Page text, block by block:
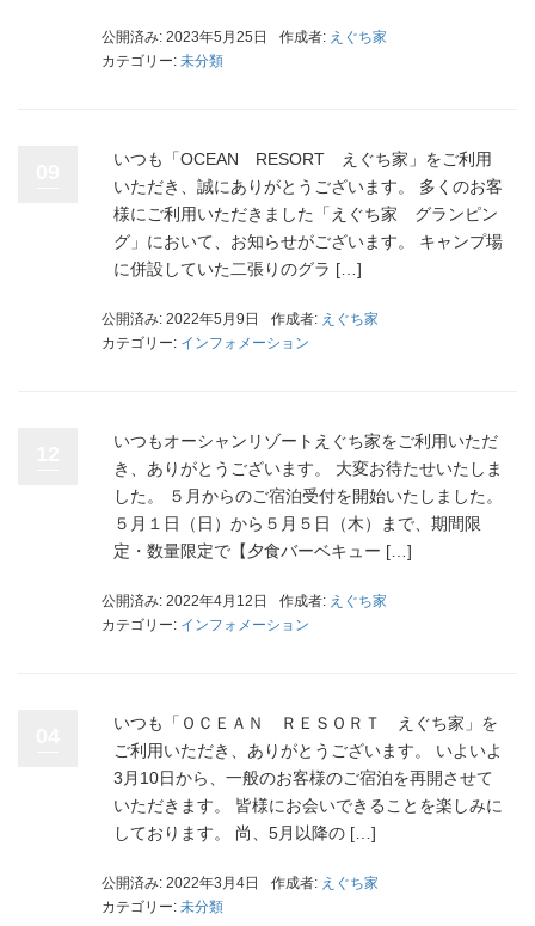
公開済み: 2023年5月25日 作成者: えぐち家
カテゴリー: 未分類
いつも「OCEAN RESORT えぐち家」をご利用
いただき、誠にありがとうございます。 多くのお客
様にご利用いただきました「えぐち家 グランピン
グ」において、お知らせがございます。 キャンプ場
に併設していた二張りのグラ […]
公開済み: 2022年5月9日 作成者: えぐち家
カテゴリー: インフォメーション
いつもオーシャンリゾートえぐち家をご利用いただ
き、ありがとうございます。 大変お待たせいたしま
した。 ５月からのご宿泊受付を開始いたしました。
５月１日（日）から５月５日（木）まで、期間限
定・数量限定で【夕食バーベキュー […]
公開済み: 2022年4月12日 作成者: えぐち家
カテゴリー: インフォメーション
いつも「ＯＣＥＡＮ ＲＥＳＯＲＴ えぐち家」を
ご利用いただき、ありがとうございます。 いよいよ
3月10日から、一般のお客様のご宿泊を再開させて
いただきます。 皆様にお会いできることを楽しみに
しております。 尚、5月以降の […]
公開済み: 2022年3月4日 作成者: えぐち家
カテゴリー: 未分類